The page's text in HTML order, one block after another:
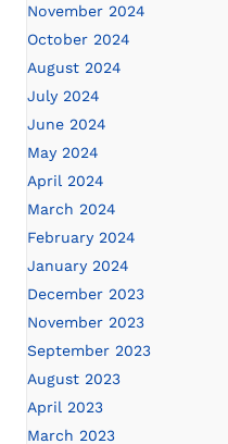
November 2024
October 2024
August 2024
July 2024
June 2024
May 2024
April 2024
March 2024
February 2024
January 2024
December 2023
November 2023
September 2023
August 2023
April 2023
March 2023